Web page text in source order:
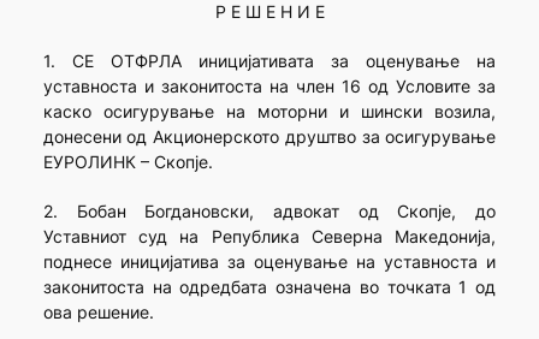
Р Е Ш Е Н И Е
1. СЕ ОТФРЛА иницијативата за оценување на
уставноста и законитоста на член 16 од Условите за
каско осигурување на моторни и шински возила,
донесени од Акционерското друштво за осигурување
ЕУРОЛИНК – Скопје.
2. Бобан Богдановски, адвокат од Скопје, до
Уставниот суд на Република Северна Македонија,
поднесе иницијатива за оценување на уставноста и
законитоста на одредбата означена во точката 1 од
ова решение.